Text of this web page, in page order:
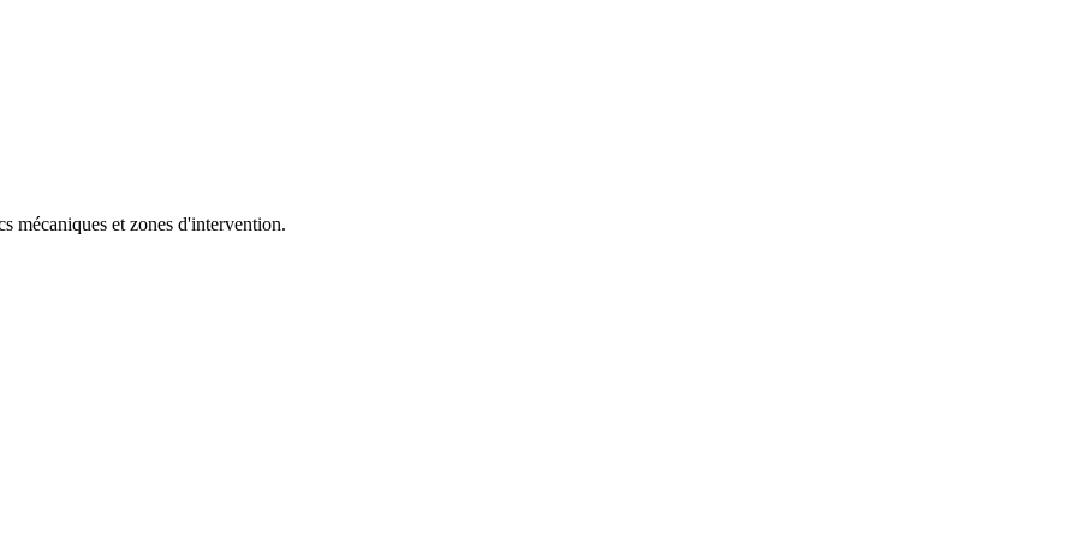
mécaniques et zones d'intervention.